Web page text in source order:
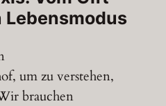
um zu verstehen,
brauchen